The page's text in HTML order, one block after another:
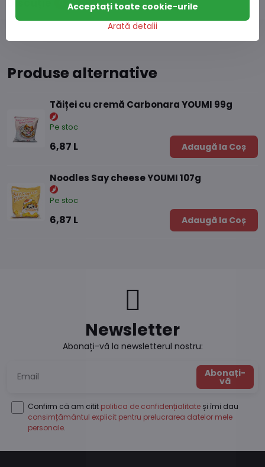
Produse alternative
Tăiței cu cremă Carbonara YOUMI 99g
Pe stoc
6,87 L Adaugă la Coș
Noodles Say cheese YOUMI 107g
Pe stoc
6,87 L Adaugă la Coș
Newsletter
Abonați-vă la newsletterul nostru:
Abonați-
vă
Confirm că am citit politica de confidențialitate și îmi dau
consimțământul explicit pentru prelucrarea datelor mele
personale.
Arată detalii
Acceptați toate cookie-urile